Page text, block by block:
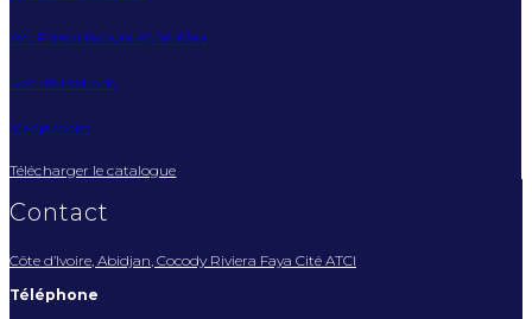
AYUF architecture éphémère
Nos réalisations
Mediaroom
Télécharger le catalogue
Contact
Côte d’Ivoire, Abidjan, Cocody Riviera Faya Cité ATCI
Téléphone